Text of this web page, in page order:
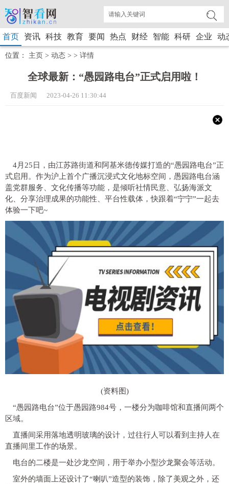
首页 资讯 科技 教育 要闻 热点 财经 智能 科研 企业 动
位置： 主页 > 动态 > > 详情
全球最新：“愚园路电台”正式启用啦！
百度新闻 2023-04-26 11:30:44
4月25日，由江苏路街道和阿基米德传媒打造的“愚园路电台”正
式启用。作为沪上首个广播沉浸式文化地标空间，愚园路电台涵
盖党群服务、文化传播等功能，是倾听社情民意、弘扬海派文
化、分享治理成果的功能性、平台性载体，快跟着“宁宁”一起去
体验一下吧~
(资料图)
“愚园路电台”位于愚园路984号，一楼分为咖啡馆和直播间两个
区域。
直播间采用落地透明玻璃的设计，过往行人可以看到主持人在
直播间里工作的场景。
电台的二楼是一处沙龙空间，用于举办小型沙龙聚会等活动。
室外的墙面上还设计了“喇叭”造型的装饰，除了美观之外，还